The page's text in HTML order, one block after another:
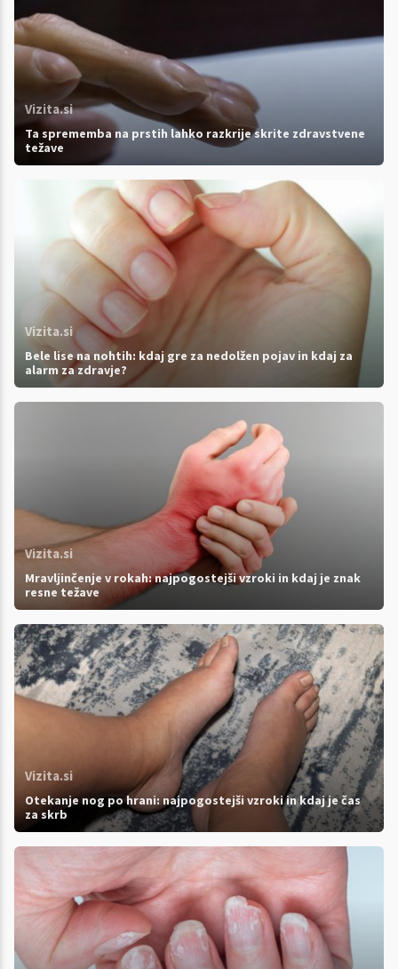
Vizita.si
Ta sprememba na prstih lahko razkrije skrite zdravstvene
težave
Vizita.si
Bele lise na nohtih: kdaj gre za nedolžen pojav in kdaj za
alarm za zdravje?
Vizita.si
Mravljinčenje v rokah: najpogostejši vzroki in kdaj je znak
resne težave
Vizita.si
Otekanje nog po hrani: najpogostejši vzroki in kdaj je čas
za skrb